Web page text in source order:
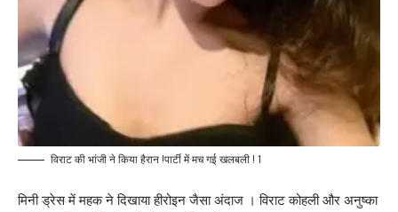
विराट की भांजी ने किया हैरान !पार्टी में मच गई खलबली ! 1
मिनी ड्रेस में महक ने दिखाया हीरोइन जैसा अंदाज । विराट कोहली और अनुष्का